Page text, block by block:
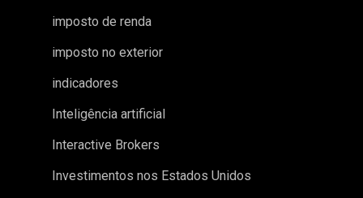
imposto de renda
imposto no exterior
indicadores
Inteligência artificial
Interactive Brokers
Investimentos nos Estados Unidos